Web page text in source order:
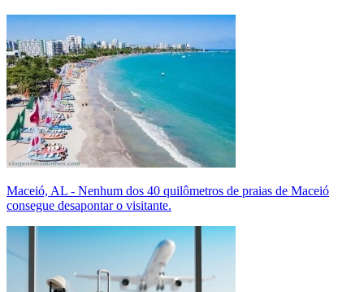
Maceió, AL - Nenhum dos 40 quilômetros de praias de Maceió
consegue desapontar o visitante.